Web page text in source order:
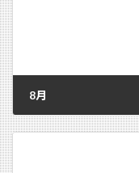
8月
2012/08/01